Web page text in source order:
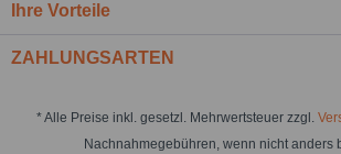
Ihre Vorteile
ZAHLUNGSARTEN
* Alle Preise inkl. gesetzl. Mehrwertsteuer zzgl.
Nachnahmegebühren, wenn nicht anders